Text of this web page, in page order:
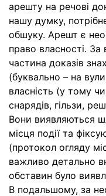
арешту на речові
нашу думку,
обшуку. Арешт є
право власності.
частина доказів
(буквально – на
власність (у тому
снарядів, гільзи,
Вони виявляються
місця події та
(протокол огляду
важливо детально
обставин було
В подальшому, за